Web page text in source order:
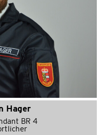
Hager
BR 4